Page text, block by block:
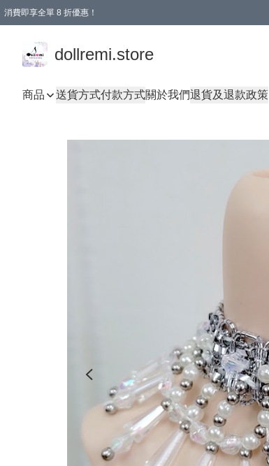
消費即享全單 8 折優惠！
dollremi.store
商品 送貨方式付款方式關於我們退貨及退款政策